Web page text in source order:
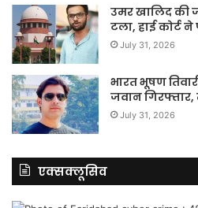
उमर खालिद की
टला, हाई कोर्ट
July 31, 2026
भारत भूषण
जवान
July 31, 2026
एक्सक्लूसिव